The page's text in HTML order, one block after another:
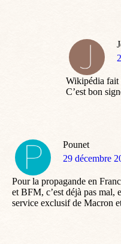
Wikipédia fait
C’est bon
Pounet
dit
29 décembre
Pour la propagande en
et BFM, c’est déjà pas mal,
service exclusif de Macron